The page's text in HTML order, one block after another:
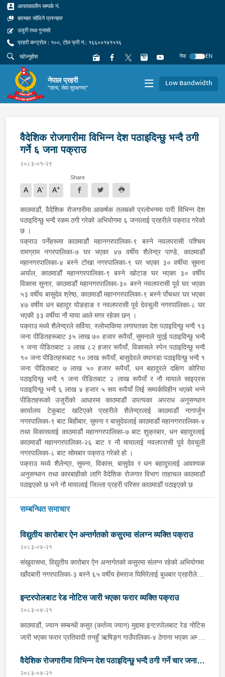
आपतकालीन सम्पर्क नं.
बारम्बार सोधिने प्रश्नहरु
उजुरी तथा गुनासो
प्रहरी कन्ट्रोल : १००, टोल फ्री नं.: १६६००१४१५१६
नेपा
EN
नेपाल प्रहरी
"सत्य, सेवा सुरक्षणम्" Low Bandwidth
वैदेशिक रोजगारीमा विभिन्न देश पठाइदिन्छु भन्दै ठगी
गर्ने ६ जना पक्राउ
२०८३-०१-२९
A A- A+
Share
काठमाडौं, वैदेशिक रोजगारीमा आकर्षक तलबको प्रलोभनमा पारी विभिन्न देश
पठाइदिन्छु भन्दै रकम ठगी गरेको अभियोगमा ६ जनालाई प्रहरीले पक्राउ गरेको
छ ।
पक्राउ पर्नेहरूमा काठमाडौं महानगरपालिका-९ बस्ने नवलपरासी पश्चिम
रामग्राम नगरपालिका-७ घर भएका ४७ वर्षीय शैलेन्द्र पाण्डे, काठमाडौं
महानगरपालिका-४ बस्ने टोखा नगरपालिका-९ घर भएका ३० वर्षीया सुमना
अर्याल, काठमाडौं महानगरपालिका-९ बस्ने खोटाङ घर भएका ३० वर्षीय
विकास सुनार, काठमाडौं महानगरपालिका-३० बस्ने नवलपरासी पूर्व घर भएका
५३ वर्षीय बासुदेव श्रेष्ठ, काठमाडौं महानगरपालिका-९ बस्ने पाँचथर घर भएका
४७ वर्षीय धन बहादुर योङहाङ र नवलपरासी पूर्व देवचुली नगरपालिका-८ घर
भएकी ३३ वर्षीया नौ माया आले मगर रहेका छन् ।
पक्राउ मध्ये शैलेन्द्रले सर्विया, स्लोभाकिया लगायतका देश पठाइदिन्छु भन्दै १३
जना पीडितहरूबाट ३५ लाख ७० हजार रूपैयाँ, सुमनाले युएई पठाइदिन्छु भन्दै
१ जना पीडितबाट २ लाख ८२ हजार रूपैयाँ, विकासले स्पेन पठाइदिन्छु भन्दै
१० जना पीडितहरूबाट १० लाख रूपैयाँ, बासुदेवले क्यानडा पठाइदिन्छु भन्दै १
जना पीडितबाट ७ लाख ५० हजार रूपैयाँ, धन बहादुरले दक्षिण कोरिया
पठाइदिन्छु भन्दै १ जना पीडितबाट २ लाख रूपैयाँ र नौ मायाले साइप्रस
पठाइदिन्छु भन्दै ६ लाख ४ हजार ५ सय रूपैयाँ लिई सम्पर्कविहीन भएको भन्ने
पीडितहरूको उजुरीको आधारमा काठमाडौं उपत्यका अपराध अनुसन्धान
कार्यालय टेकुबाट खटिएको प्रहरीले शैलेन्द्रलाई काठमाडौं नागार्जुन
नगरपालिका-९ बाट बिहीबार, सुमना र बासुदेवलाई काठमाडौं महानगरपालिका-४
तथा विकासलाई काठमाडौं महानगरपालिका-७ बाट शुक्रबार, धन बहादुरलाई
काठमाडौं महानगरपालिका-२६ बाट र नौ मायालाई नवलपरासी पूर्व देवचुली
नगरपालिका-८ बाट सोमबार पक्राउ गरेको हो ।
पक्राउ मध्ये शैलेन्द्र, सुमना, विकास, बासुदेव र धन बहादुरलाई आवश्यक
अनुसन्धान तथा कारबाहीको लागि वैदेशिक रोजगार विभाग ताहाचल काठमाडौं
पठाइएको छ भने नौ मायालाई जिल्ला प्रहरी परिसर काठमाडौं पठाइएको छ
सम्बन्धित समाचार
विद्युतीय कारोबार ऐन अन्तर्गतको कसुरमा संलग्न व्यक्ति पक्राउ
२०८३-०४-२१
संखुवासभा, विद्युतीय कारोबार ऐन अन्तर्गतको कसुरमा संलग्न रहेको अभियोगमा
खाँदबारी नगरपालिका-३ बस्ने ६५ वर्षीय हेमराज घिमिरेलाई बुधबार प्रहरीले
संखुवासभाबाट खटिएको प्रहरीले खाँदबारी नगरपालिका-१ बाट पक्राउ गरेको
हो । उनी उपर जिल्ला अदालत संखुवासभाबाट म्याद थप अनुमति लिई यस
सम्बन्धमा प्रहरीले आवश्यक अनुसन्धान गरिरहेको छ ।
इन्टरपोलबाट रेड नोटिस जारी भएका फरार व्यक्ति पक्राउ
२०८३-०४-२१
काठमाडौं, ज्यान सम्बन्धी कसुर (कर्तव्य ज्यान) मुद्दामा इन्टरपोलबाट रेड नोटिस
जारी भएका फरार प्रतिवादी तनहुँ ऋषिङ्ग गाउँपालिका-४ ठेगाना भएका अम्मर
हुने क्रममा उनलाई त्रिभुवन अन्तर्राष्ट्रिय विमानस्थलबाट पक्राउ गरिएको हो
। अम्मर समेत भएको ज्यान सम्बन्धी कसुरको अनुसन्धानको सिलसिलामा
वैदेशिक रोजगारीमा विभिन्न देश पठाइदिन्छु भन्दै ठगी गर्ने चार जना
पक्राउ
२०८३-०४-२१